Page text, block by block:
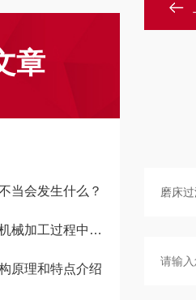
章
当会发生什么？
工过程中的输送
原理和特点介绍